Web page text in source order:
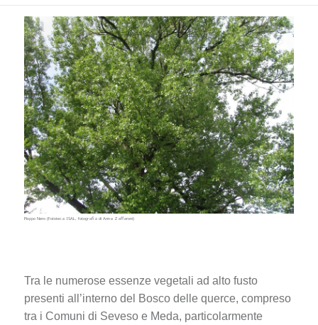
Pioppo Nero (Fototeca ISAL, fotografia di Anna Zaffaroni)
Tra le numerose essenze vegetali ad alto fusto
presenti all’interno del Bosco delle querce, compreso
tra i Comuni di Seveso e Meda, particolarmente